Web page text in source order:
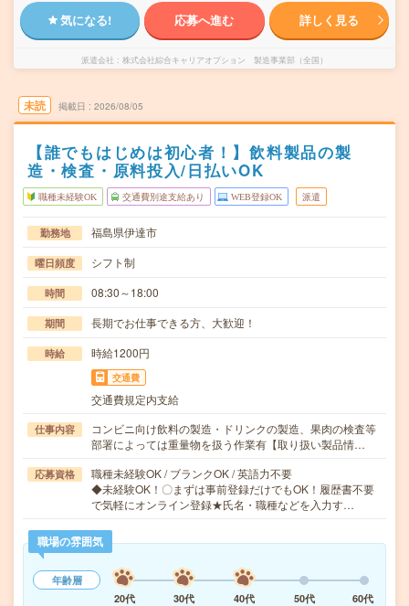
気になる! 応募へ進む 詳しく見る
派遣会社 株式会社綜合キャリアオプション 製造事業部（全国）
未読 掲載日 2026/08/05
【誰でもはじめは初心者！】飲料製品の製
造・検査・原料投入/日払いOK
職種未経験OK 交通費別途支給あり WEB登録OK 派遣
勤務地 福島県伊達市
曜日頻度 シフト制
時間 08:30～18:00
期間 長期でお仕事できる方、大歓迎！
時給 時給1200円
交通費
交通費規定内支給
仕事内容
コンビニ向け飲料の製造・ドリンクの製造、果肉の検査等
部署によっては重量物を扱う作業有【取り扱い製品情…
応募資格
職種未経験OK / ブランクOK / 英語力不要
◆未経験OK！〇まずは事前登録だけでもOK！履歴書不要
で気軽にオンライン登録★氏名・職種などを入力す…
職場の雰囲気
年齢層
20代
30代 40代 50代 60代